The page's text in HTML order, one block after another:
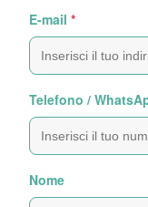
E-mail *
Telefono /
Nome